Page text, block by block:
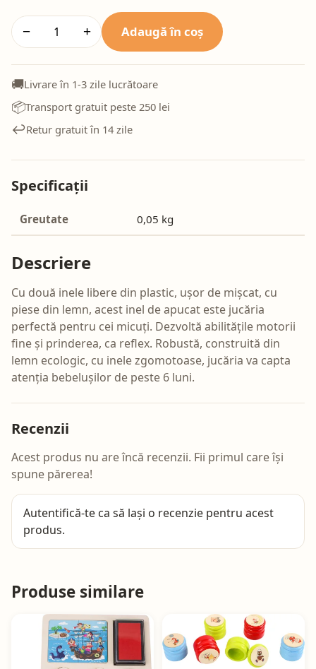
− + Adaugă în coș
🚚Livrare în 1-3 zile lucrătoare
📦Transport gratuit peste 250 lei
↩️Retur gratuit în 14 zile
Specificații
Greutate 0,05 kg
Descriere
Cu două inele libere din plastic, ușor de mișcat, cu
piese din lemn, acest inel de apucat este jucăria
perfectă pentru cei micuți. Dezvoltă abilitățile motorii
fine și prinderea, ca reflex. Robustă, construită din
lemn ecologic, cu inele zgomotoase, jucăria va capta
atenția bebelușilor de peste 6 luni.
Recenzii
Acest produs nu are încă recenzii. Fii primul care își
spune părerea!
Autentifică-te ca să lași o recenzie pentru acest
produs.
Produse similare